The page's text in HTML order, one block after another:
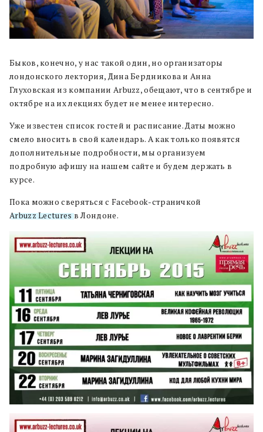
Быков, конечно, у нас такой один, но организаторы
лондонского лектория, Дина Бердникова и Анна
Глуховская из компании Arbuzz, обещают, что в сентябре и
октябре на их лекциях будет не менее интересно.
Уже известен список гостей и расписание. Даты можно
смело вносить в свой календарь. А как только появятся
дополнительные подробности, мы организуем
подробную афишу на нашем сайте и будем держать в
курсе.
Пока можно сверяться с Facebook-страничкой
Arbuzz Lecturesв Лондоне.